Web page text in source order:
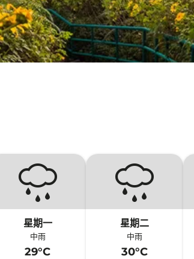
星期一
中雨
29°C
星期二
中雨
30°C